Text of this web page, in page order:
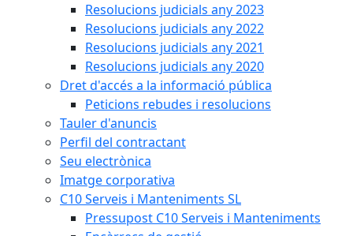
Resolucions judicials any 2023
Resolucions judicials any 2022
Resolucions judicials any 2021
Resolucions judicials any 2020
Dret d'accés a la informació pública
Peticions rebudes i resolucions
Tauler d'anuncis
Perfil del contractant
Seu electrònica
Imatge corporativa
C10 Serveis i Manteniments SL
Pressupost C10 Serveis i Manteniments